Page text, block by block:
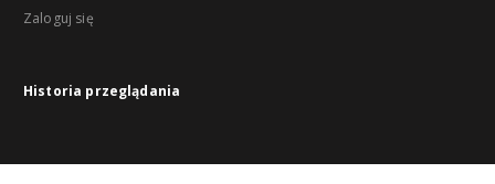
Zaloguj się
Historia przeglądania